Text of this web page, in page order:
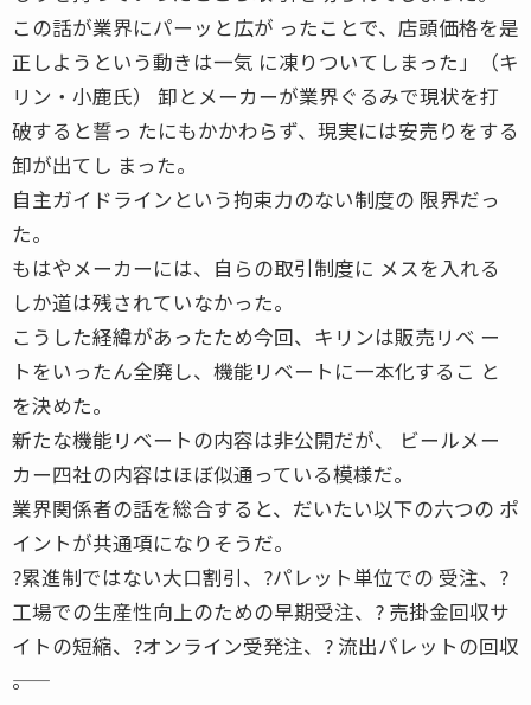
この話が業界にパーッと広が ったことで、店頭価格を是
正しようという動きは一気 に凍りついてしまった」（キ
リン・小鹿氏） 卸とメーカーが業界ぐるみで現状を打
破すると誓っ たにもかかわらず、現実には安売りをする
卸が出てし まった。
自主ガイドラインという拘束力のない制度の 限界だっ
た。
もはやメーカーには、自らの取引制度に メスを入れる
しか道は残されていなかった。
こうした経緯があったため今回、キリンは販売リベ ー
トをいったん全廃し、機能リベートに一本化するこ と
を決めた。
新たな機能リベートの内容は非公開だが、 ビールメー
カー四社の内容はほぼ似通っている模様だ。
業界関係者の話を総合すると、だいたい以下の六つの ポ
イントが共通項になりそうだ。
?累進制ではない大口割引、?パレット単位での 受注、?
工場での生産性向上のための早期受注、? 売掛金回収サ
イトの短縮、?オンライン受発注、? 流出パレットの回収
――。